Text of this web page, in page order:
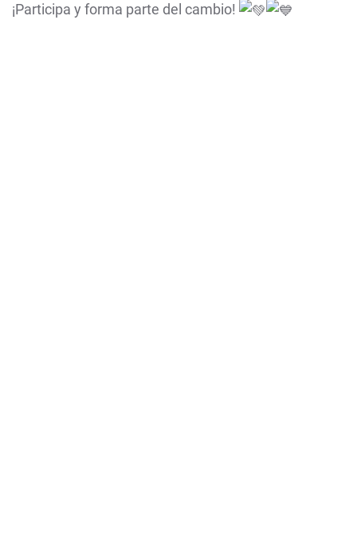
¡Participa y forma parte del cambio!